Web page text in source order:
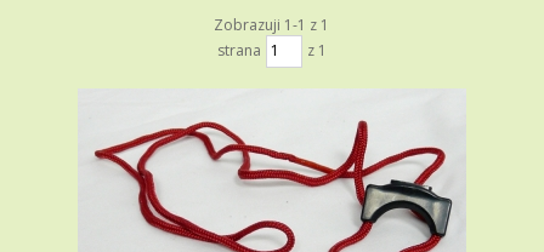
Zobrazuji 1-1 z 1
strana
z 1